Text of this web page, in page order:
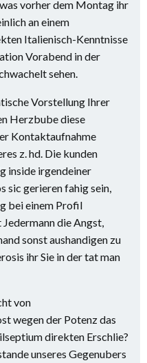
vorher dem Montag ihr
an einem
Italienisch-Kenntnisse
Vorabend in der
sehen.
Vorstellung Ihrer
Herzbube diese
Kontaktaufnahme
z. hd. Die kunden
inside irgendeiner
sic gerieren fahig sein,
bei einem Profil
die Angst,
sonst aushandigen zu
ihr Sie in der tat man
von
wegen der Potenz das
direkten Erschlie?
unseres Gegenubers